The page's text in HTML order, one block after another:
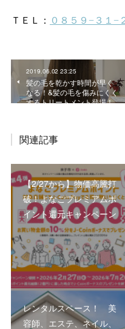
2019.06.02 23:25
髪の毛を乾かす時間が早く
なる！&髪の毛を傷みにくく
するトリートメント登場！
関連記事
【2/27から】物価高騰打
破！よなごプレミアムポ
イント還元キャンペーン
レンタルスペース！ 美
容師、エステ、ネイル、